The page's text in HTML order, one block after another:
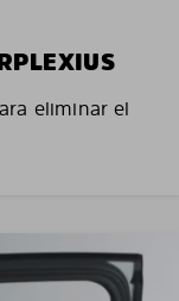
eliminar el